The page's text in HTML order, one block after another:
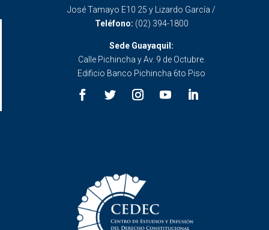
José Tamayo E10 25 y Lizardo García /
Teléfono: (02) 394-1800
Sede Guayaquil:
Calle Pichincha y Av. 9 de Octubre.
Edificio Banco Pichincha 6to Piso